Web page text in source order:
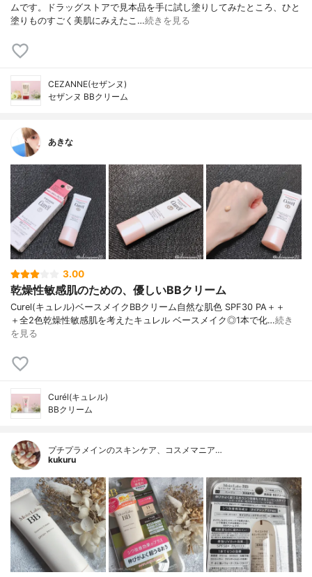
ムです。ドラッグストアで見本品を手に試し塗りしてみたところ、ひと
塗りものすごく美肌にみえたこ…続きを見る
CEZANNE(セザンヌ)
セザンヌ BBクリーム
あきな
3.00
乾燥性敏感肌のための、優しいBBクリーム
Curel(キュレル) ベースメイクBBクリーム 自然な肌色 SPF30 PA＋＋
＋ 全2色 乾燥性敏感肌を考えた キュレル ベースメイク ◎1本で 化…続き
を見る
Curél(キュレル)
BBクリーム
プチプラメインのスキンケア、コスメマニア…
kukuru